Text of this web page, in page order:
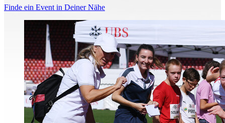
Finde ein Event in Deiner Nähe